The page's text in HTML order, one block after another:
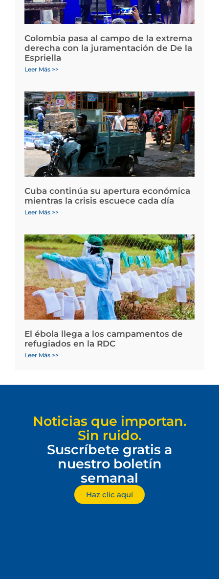
Colombia pasa al campo de la extrema
derecha con la juramentación de De la
Espriella
Leer Más >>
Cuba continúa su apertura económica
mientras la crisis escuece cada día
Leer Más >>
El ébola llega a los campamentos de
refugiados en la RDC
Leer Más >>
Noticias que importan.
Sin ruido.
Suscríbete gratis a
nuestro boletín
semanal
Haz clic aquí